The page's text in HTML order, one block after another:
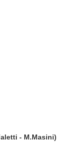
- M.Masini)